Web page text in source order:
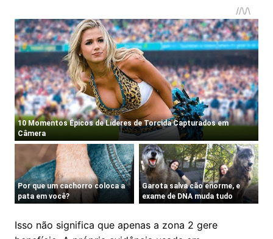
Isso não significa que apenas a zona 2 gere